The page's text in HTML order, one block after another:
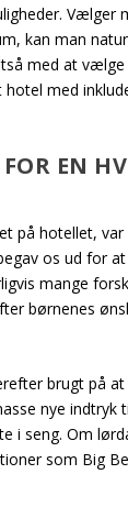
Vælger
kan man
med at vælge
med
EN
på hotellet, var
os ud for
mange
børnenes
brugt på
nye indtryk
i seng. Om
som Big